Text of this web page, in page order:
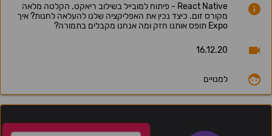
React Native - פיתוח למובייל בשילוב ריאקט. הקלטה מלאה
מקורס זום. כיצד נכין את האפליקציה שלנו להעלאה לחנות? איך
Expo תופס אותנו חזק ומה אנחנו מקבלים בתמורה?
16.12.20
למנויים